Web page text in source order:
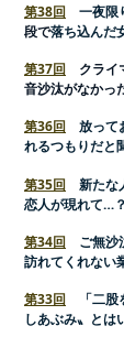
第38回 一夜限
段で落ち込んだ
第37回
クライ
音沙汰がなかっ
第36回 放って
れるつもりだと
第35回
新たな
恋人が現れて
第34回 ご無沙
訪れてくれな
第33回
「二
しあぶみ〟とは